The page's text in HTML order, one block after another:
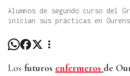
Alumnos de segundo curso del
inician sus prácticas en
Los futuros enfermeros de